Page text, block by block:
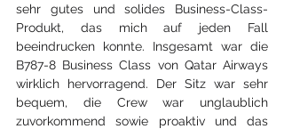
sehr gutes und solides Business-Class-
Produkt, das mich auf jeden Fall
beeindrucken konnte. Insgesamt war die
B787-8 Business Class von Qatar Airways
wirklich hervorragend. Der Sitz war sehr
bequem, die Crew war unglaublich
zuvorkommend sowie proaktiv und das